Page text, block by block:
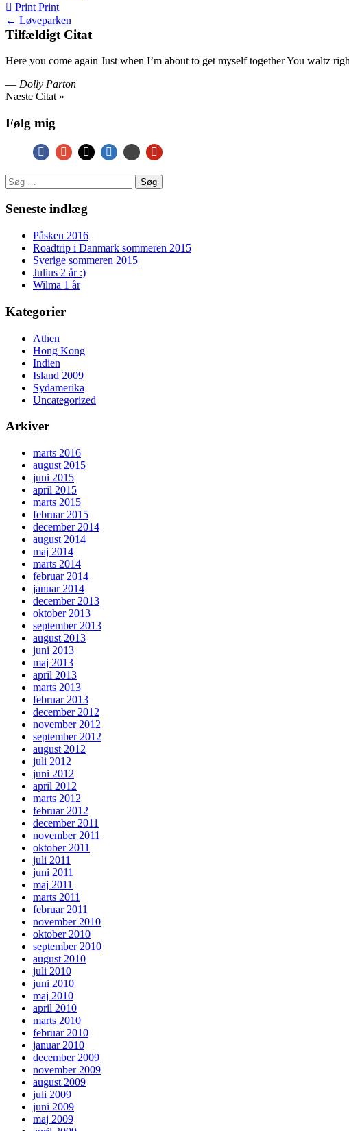
Print Print
Post
navigation
← Løveparken
Tilfældigt Citat
Here you come again Just when I’m about to get myself together You waltz
— Dolly Parton
Næste Citat »
Følg mig
Søg
efter:
Seneste indlæg
Påsken 2016
Roadtrip i Danmark sommeren 2015
Sverige sommeren 2015
Julius 2 år :)
Wilma 1 år
Kategorier
Athen
Hong Kong
Indien
Island 2009
Sydamerika
Uncategorized
Arkiver
marts 2016
august 2015
juni 2015
april 2015
marts 2015
februar 2015
december 2014
august 2014
maj 2014
marts 2014
februar 2014
januar 2014
december 2013
oktober 2013
september 2013
august 2013
juni 2013
maj 2013
april 2013
marts 2013
februar 2013
december 2012
november 2012
september 2012
august 2012
juli 2012
juni 2012
april 2012
marts 2012
februar 2012
december 2011
november 2011
oktober 2011
juli 2011
juni 2011
maj 2011
marts 2011
februar 2011
november 2010
oktober 2010
september 2010
august 2010
juli 2010
juni 2010
maj 2010
april 2010
marts 2010
februar 2010
januar 2010
december 2009
november 2009
august 2009
juli 2009
juni 2009
maj 2009